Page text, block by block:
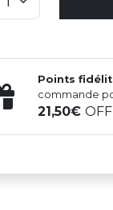
Points
commande
21,50